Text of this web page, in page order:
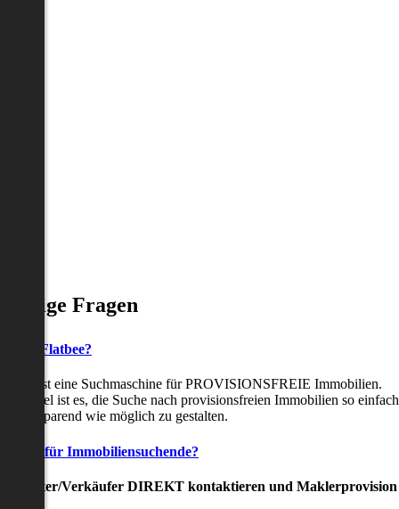
Fragen
ist Flatbee?
ist eine Suchmaschine für PROVISIONSFREIE Immobilien.
Ziel ist es, die Suche nach provisionsfreien Immobilien so einfach
zeitsparend wie möglich zu gestalten.
für Immobiliensuchende?
Verkäufer DIREKT kontaktieren und Maklerprovision